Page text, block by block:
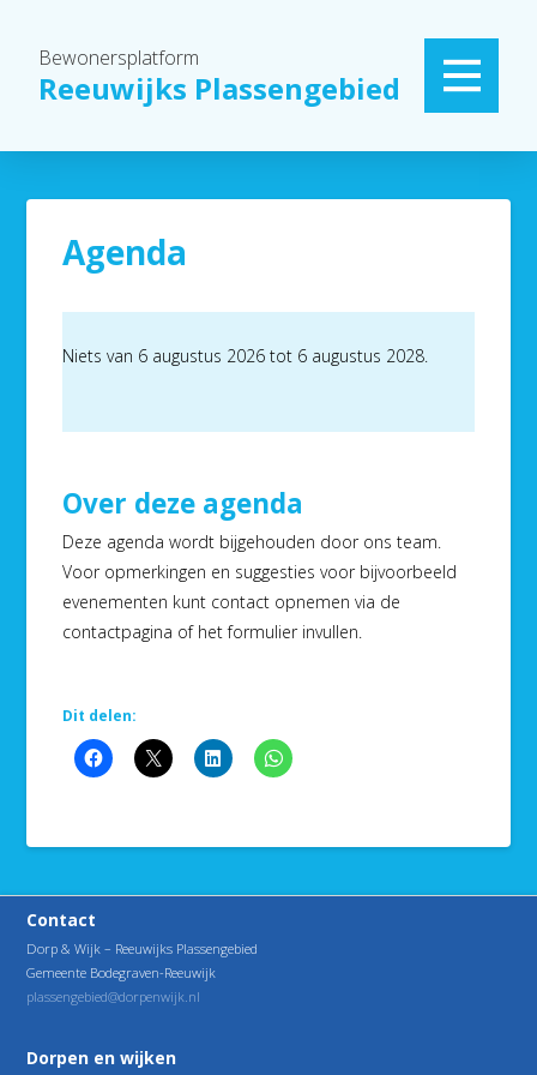
Bewonersplatform
Reeuwijks Plassengebied
Agenda
Niets van 6 augustus 2026 tot 6 augustus 2028.
Over deze agenda
Deze agenda wordt bijgehouden door ons team.
Voor opmerkingen en suggesties voor bijvoorbeeld
evenementen kunt contact opnemen via de
contactpagina of het formulier invullen.
Dit delen:
Contact
Dorp & Wijk – Reeuwijks Plassengebied
Gemeente Bodegraven-Reeuwijk
plassengebied@dorpenwijk.nl
Dorpen en wijken